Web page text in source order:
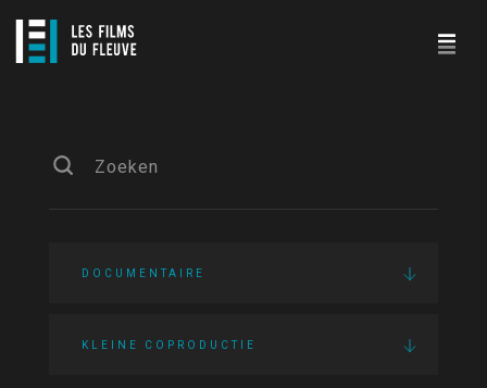
DOCUMENTAIRE
KLEINE COPRODUCTIE